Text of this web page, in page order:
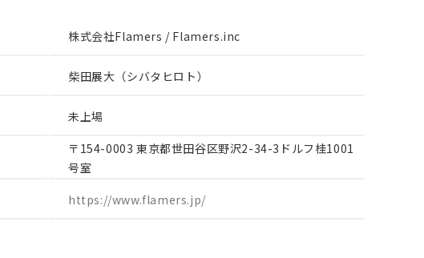
株式会社Flamers / Flamers.inc
柴田展大（シバタヒロト）
未上場
〒154-0003 東京都世田谷区野沢2-34-3ドルフ桂1001
号室
https://www.flamers.jp/